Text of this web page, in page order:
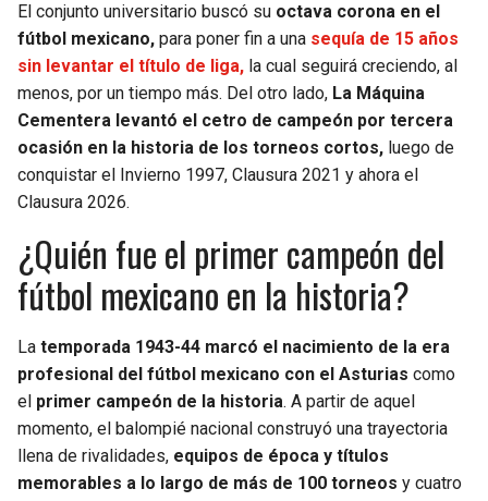
SAINTS
BUCCANEERS
El conjunto universitario buscó su octava corona en el
fútbol mexicano, para poner fin a una sequía de 15 años
sin levantar el título de liga, la cual seguirá creciendo, al
menos, por un tiempo más. Del otro lado, La Máquina
Cementera levantó el cetro de campeón por tercera
ocasión en la historia de los torneos cortos, luego de
conquistar el Invierno 1997, Clausura 2021 y ahora el
Clausura 2026.
¿Quién fue el primer campeón del
fútbol mexicano en la historia?
La temporada 1943-44 marcó el nacimiento de la era
profesional del fútbol mexicano con el Asturias como
el primer campeón de la historia. A partir de aquel
momento, el balompié nacional construyó una trayectoria
llena de rivalidades, equipos de época y títulos
memorables a lo largo de más de 100 torneos y cuatro